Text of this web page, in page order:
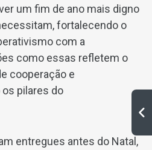
um fim de ano mais digno
fortalecendo o
com a
como essas refletem o
cooperação e
os pilares do
entregues antes do Natal,